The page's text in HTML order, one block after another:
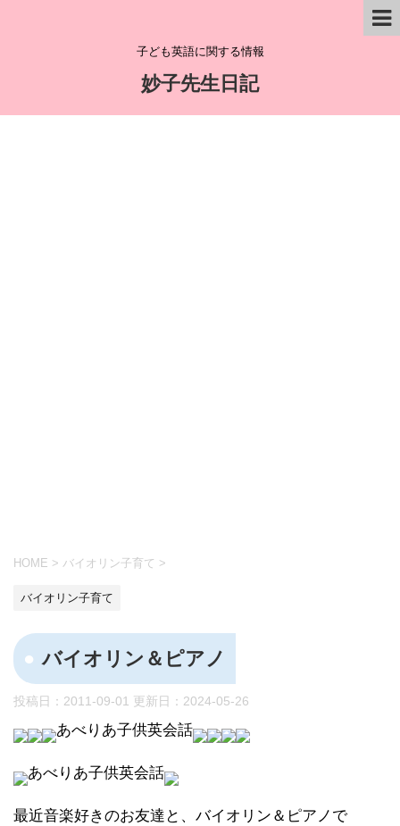
子ども英語に関する情報
妙子先生日記
HOME > バイオリン子育て >
バイオリン子育て
バイオリン＆ピアノ
投稿日：2011-09-01 更新日： 2024-05-26
あべりあ子供英会話
あべりあ子供英会話
最近音楽好きのお友達と、バイオリン＆ピアノで